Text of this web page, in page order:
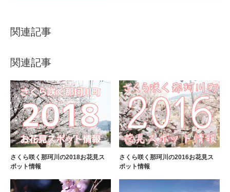
関連記事
関連記事
さくら咲く那珂川の2018お花見ス
ポット情報
さくら咲く那珂川の2016お花見ス
ポット情報